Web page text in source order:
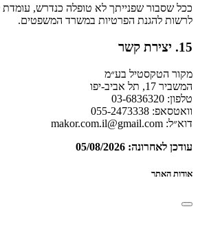
ככל שסבור שפנייתך לא טופלה כנדרש, עומדת
לרשות להגנת הפרטיות במשרד המשפטים.
15. יצירת קשר
מקור הטקסטיל בע״מ
המשביר 17, תל אביב-יפו
טלפון: 03-6836320
וואטסאפ: 055-2473338
דוא״ל: makor.com.il@gmail.com
עודכן לאחרונה: 05/08/2026
אודות האתר